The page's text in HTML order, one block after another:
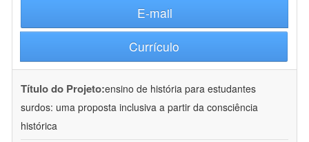
E-mail
Currículo
Título do Projeto:ensino de história para estudantes
surdos: uma proposta inclusiva a partir da consciência
histórica